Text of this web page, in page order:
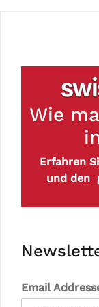
Wie
Erfahren
und den
Email